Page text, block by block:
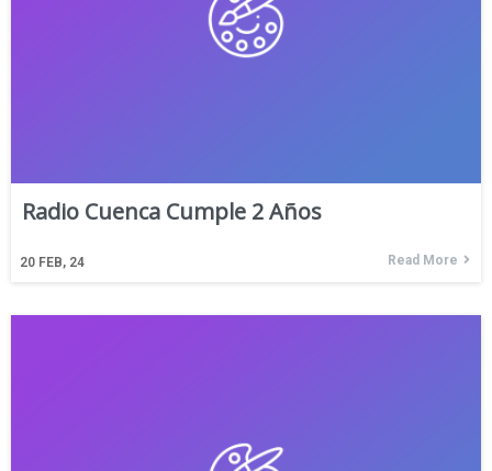
Radio Cuenca Cumple 2 Años
20 FEB, 24 Read More